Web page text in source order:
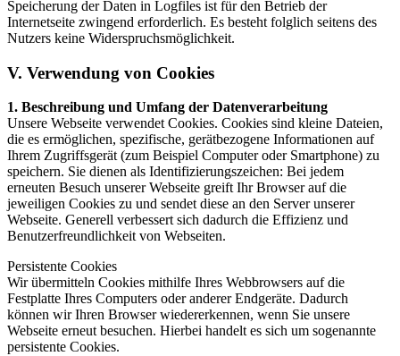
Speicherung der Daten in Logfiles ist für den Betrieb der
Internetseite zwingend erforderlich. Es besteht folglich seitens des
Nutzers keine Widerspruchsmöglichkeit.
V. Verwendung von Cookies
1. Beschreibung und Umfang der Datenverarbeitung
Unsere Webseite verwendet Cookies. Cookies sind kleine Dateien,
die es ermöglichen, spezifische, gerätbezogene Informationen auf
Ihrem Zugriffsgerät (zum Beispiel Computer oder Smartphone) zu
speichern. Sie dienen als Identifizierungszeichen: Bei jedem
erneuten Besuch unserer Webseite greift Ihr Browser auf die
jeweiligen Cookies zu und sendet diese an den Server unserer
Webseite. Generell verbessert sich dadurch die Effizienz und
Benutzerfreundlichkeit von Webseiten.
Persistente Cookies
Wir übermitteln Cookies mithilfe Ihres Webbrowsers auf die
Festplatte Ihres Computers oder anderer Endgeräte. Dadurch
können wir Ihren Browser wiedererkennen, wenn Sie unsere
Webseite erneut besuchen. Hierbei handelt es sich um sogenannte
persistente Cookies.